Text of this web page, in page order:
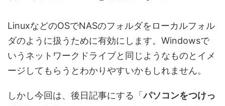
LinuxなどのOSでNASのフォルダをローカルフォル
ダのように扱うために有効にします。Windowsで
いうネットワークドライブと同じようなものとイメ
ージしてもらうとわかりやすいかもしれません。
しかし今回は、後日記事にする「パソコンをつけっ